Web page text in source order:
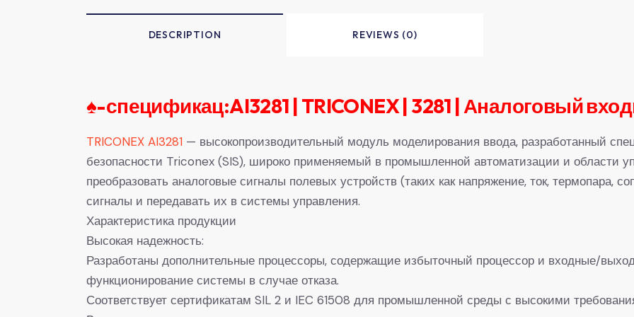
DESCRIPTION REVIEWS (0)
♠-спецификац:AI3281 | TRICONEX | 3281 | Аналоговый
TRICONEX AI3281 — высокопроизводительный модуль моделирования ввода, разработанный
безопасности Triconex (SIS), широко применяемый в промышленной автоматизации и области
преобразовать аналоговые сигналы полевых устройств (таких как напряжение, ток, термопара,
сигналы и передавать их в системы управления.
Характеристика продукции
Высокая надежность:
Разработаны дополнительные процессоры, содержащие избыточный процессор и входные/
функционирование системы в случае отказа.
Соответствует сертификатам SIL 2 и IEC 61508 для промышленной среды с высокими